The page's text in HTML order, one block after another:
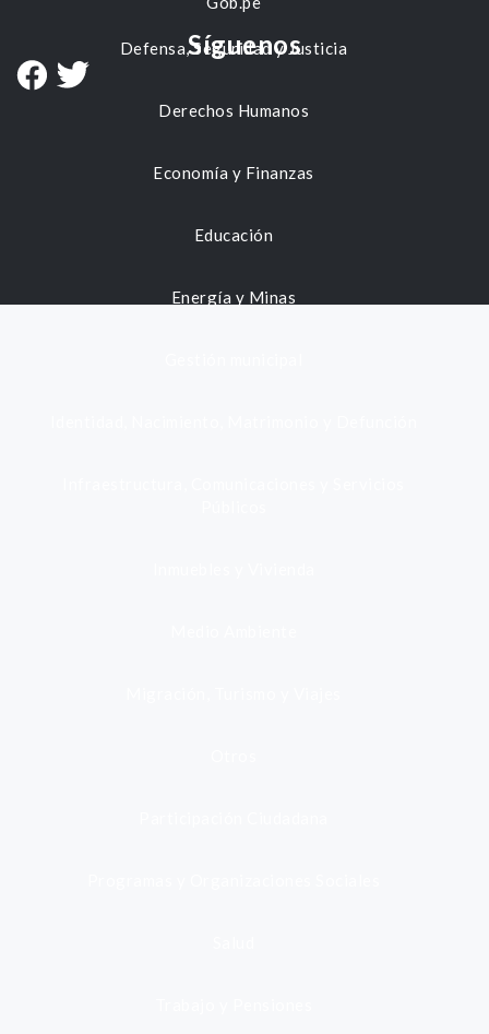
Defensa, Seguridad y Justicia
Derechos Humanos
Economía y Finanzas
Educación
Energía y Minas
Síguenos